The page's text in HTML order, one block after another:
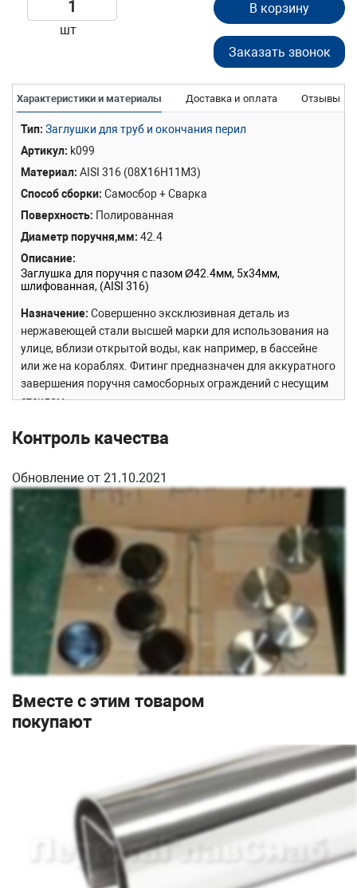
шт
В корзину
Заказать звонок
Характеристики и материалы Доставка и оплата Отзывы
Тип Заглушки для труб и окончания перил
Артикул k099
Материал AISI 316 (08Х16Н11М3)
Способ сборки Самосбор + Сварка
Поверхность Полированная
Диаметр поручня,мм 42.4
Описание
Заглушка для поручня с пазом Ø42.4мм, 5х34мм,
шлифованная, (AISI 316)
Назначение Совершенно эксклюзивная деталь из
нержавеющей стали высшей марки для использования на
улице, вблизи открытой воды, как например, в бассейне
или же на кораблях. Фитинг предназначен для аккуратного
завершения поручня самосборных ограждений с несущим
стеклом.
Контроль качества
Обновление от 21.10.2021
Вместе с этим товаром
покупают